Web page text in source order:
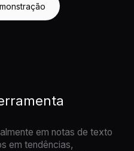
em notas de texto
em tendências,